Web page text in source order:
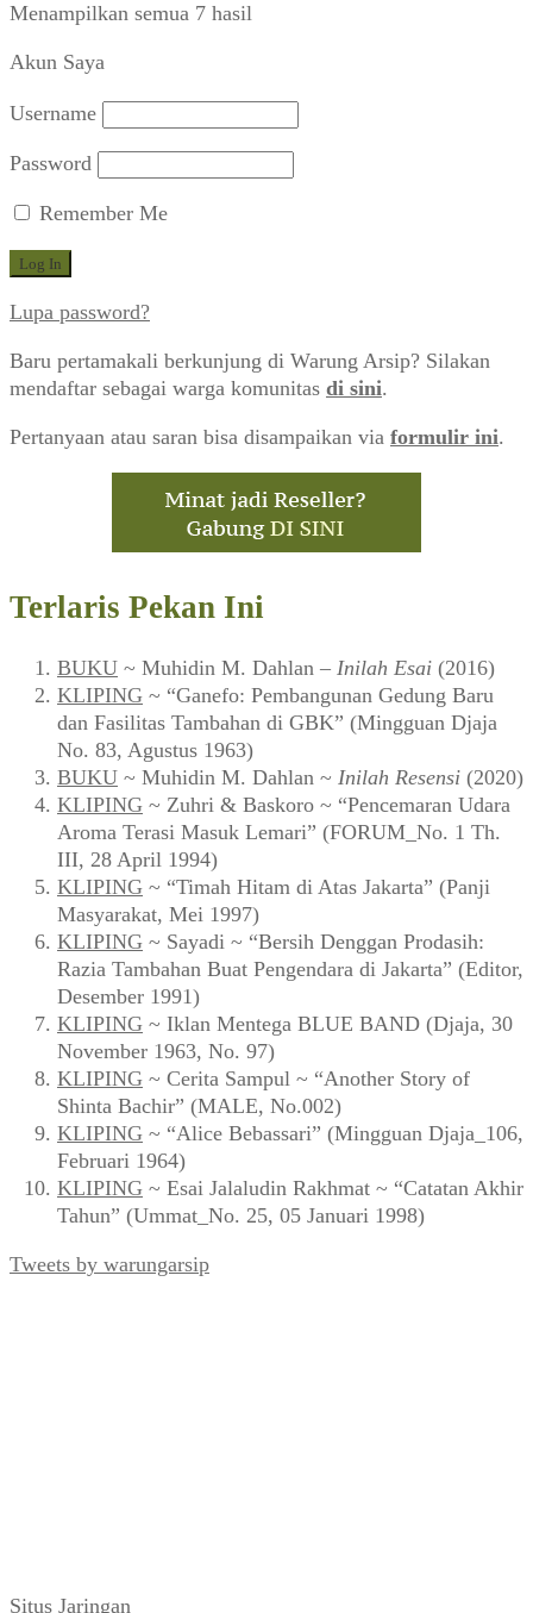
Menampilkan semua 7 hasil
Akun Saya
Username
Password
Remember Me
Lupa password?
Baru pertamakali berkunjung di Warung Arsip? Silakan
mendaftar sebagai warga komunitas di sini.
Pertanyaan atau saran bisa disampaikan via formulir ini.
Terlaris Pekan Ini
BUKU ~ Muhidin M. Dahlan – Inilah Esai (2016)
KLIPING ~ “Ganefo: Pembangunan Gedung Baru
dan Fasilitas Tambahan di GBK” (Mingguan Djaja
No. 83, Agustus 1963)
BUKU ~ Muhidin M. Dahlan ~ Inilah Resensi (2020)
KLIPING ~ Zuhri & Baskoro ~ “Pencemaran Udara
Aroma Terasi Masuk Lemari” (FORUM_No. 1 Th.
III, 28 April 1994)
KLIPING ~ “Timah Hitam di Atas Jakarta” (Panji
Masyarakat, Mei 1997)
KLIPING ~ Sayadi ~ “Bersih Denggan Prodasih:
Razia Tambahan Buat Pengendara di Jakarta” (Editor,
Desember 1991)
KLIPING ~ Iklan Mentega BLUE BAND (Djaja, 30
November 1963, No. 97)
KLIPING ~ Cerita Sampul ~ “Another Story of
Shinta Bachir” (MALE, No.002)
KLIPING ~ “Alice Bebassari” (Mingguan Djaja_106,
Februari 1964)
KLIPING ~ Esai Jalaludin Rakhmat ~ “Catatan Akhir
Tahun” (Ummat_No. 25, 05 Januari 1998)
Tweets by warungarsip
Situs Jaringan